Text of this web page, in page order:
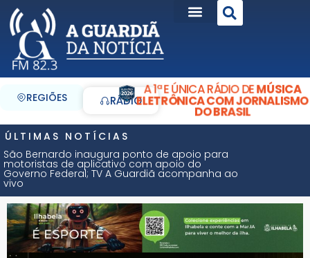
REGIÕES RÁDIO
A 1ª E ÚNICA RÁDIO DEMÚSICA
ELETRÔNICA COM JORNALISMO
DO BRASIL
ÚLTIMAS NOTÍCIAS
São Bernardo inaugura ponto de apoio para
motoristas de aplicativo com apoio do
Governo Federal; TV A Guardiã acompanha ao
vivo